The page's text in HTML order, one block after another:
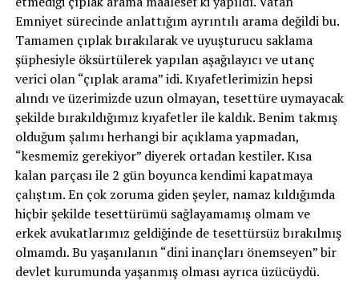
Emniyet sürecinde anlattığım ayrıntılı arama değildi bu.
Tamamen çıplak bırakılarak ve uyuşturucu saklama
şüphesiyle öksürtülerek yapılan aşağılayıcı ve utanç
verici olan “çıplak arama” idi. Kıyafetlerimizin hepsi
alındı ve üzerimizde uzun olmayan, tesettüre uymayacak
şekilde bırakıldığımız kıyafetler ile kaldık. Benim takmış
olduğum şalımı herhangi bir açıklama yapmadan,
“kesmemiz gerekiyor” diyerek ortadan kestiler. Kısa
kalan parçası ile 2 gün boyunca kendimi kapatmaya
çalıştım. En çok zoruma giden şeyler, namaz kıldığımda
hiçbir şekilde tesettürümü sağlayamamış olmam ve
erkek avukatlarımız geldiğinde de tesettürsüz bırakılmış
olmamdı. Bu yaşanılanın “dini inançları önemseyen” bir
devlet kurumunda yaşanmış olması ayrıca üzücüydü.